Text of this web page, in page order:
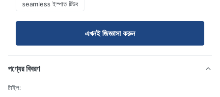
seamless ইস্পাত টিউব
এখনই জিজ্ঞাসা করুন
পণ্যের বিবরণ
টাইপ: